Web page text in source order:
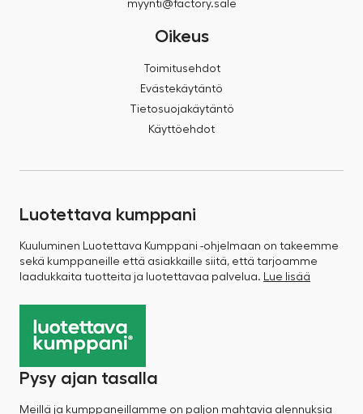
myynti@factory.sale
Oikeus
Toimitusehdot
Evästekäytäntö
Tietosuojakäytäntö
Käyttöehdot
Luotettava kumppani
Kuuluminen Luotettava Kumppani -ohjelmaan on takeemme
sekä kumppaneille että asiakkaille siitä, että tarjoamme
laadukkaita tuotteita ja luotettavaa palvelua.
Lue lisää
Pysy ajan tasalla
Meillä ja kumppaneillamme on paljon mahtavia alennuksia